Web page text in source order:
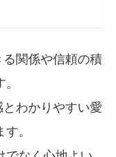
関係や信頼の積
わかりやすい愛
。